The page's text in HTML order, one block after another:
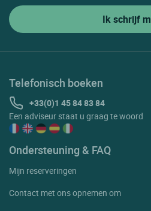
Telefonisch boeken
+33(0)1 45 84 83 84
Een adviseur staat u graag te woord
Ondersteuning & FAQ
Mijn reserveringen
Contact met ons opnemen om